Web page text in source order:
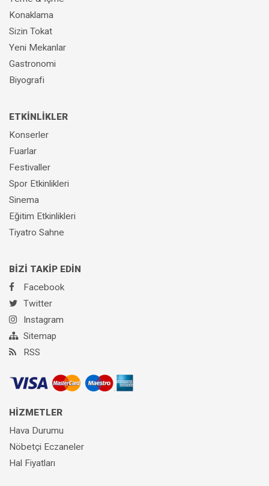
Konaklama
Sizin Tokat
Yeni Mekanlar
Gastronomi
Biyografi
ETKİNLİKLER
Konserler
Fuarlar
Festivaller
Spor Etkinlikleri
Sinema
Eğitim Etkinlikleri
Tiyatro Sahne
BİZİ TAKİP EDİN
Facebook
Twitter
Instagram
Sitemap
RSS
HİZMETLER
Hava Durumu
Nöbetçi Eczaneler
Hal Fiyatları